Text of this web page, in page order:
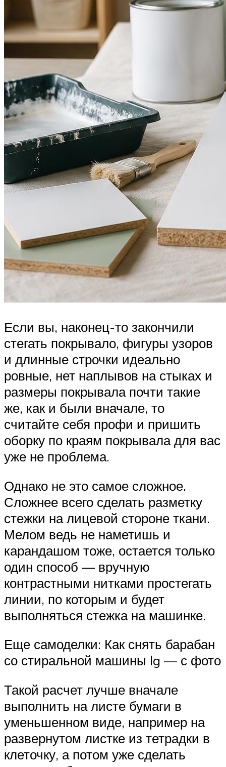
Если вы, наконец-то закончили
стегать покрывало, фигуры узоров
и длинные строчки идеально
ровные, нет наплывов на стыках и
размеры покрывала почти такие
же, как и были вначале, то
считайте себя профи и пришить
оборку по краям покрывала для вас
уже не проблема.
Однако не это самое сложное.
Сложнее всего сделать разметку
стежки на лицевой стороне ткани.
Мелом ведь не наметишь и
карандашом тоже, остается только
один способ — вручную
контрастными нитками простегать
линии, по которым и будет
выполняться стежка на машинке.
Еще самоделки: Как снять барабан
со стиральной машины lg — с фото
Такой расчет лучше вначале
выполнить на листе бумаги в
уменьшенном виде, например на
развернутом листке из тетрадки в
клеточку, а потом уже сделать